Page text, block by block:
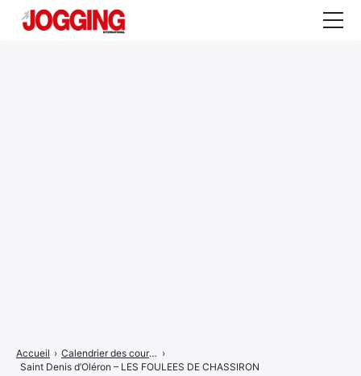
Accueil › Calendrier des courses ›
Saint Denis d’Oléron – LES FOULEES DE CHASSIRON